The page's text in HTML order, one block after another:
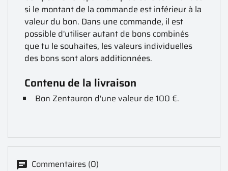
si le montant de la commande est inférieur à la
valeur du bon. Dans une commande, il est
possible d'utiliser autant de bons combinés
que tu le souhaites, les valeurs individuelles
des bons sont alors additionnées.
Contenu de la livraison
Bon Zentauron d'une valeur de 100 €.
Commentaires (0)